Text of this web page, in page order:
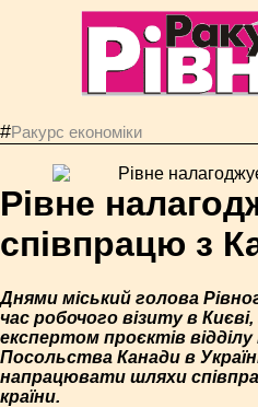
#Ракурс економiки
Рівне
співпрацю з
Днями міський голова
час робочого візиту в
експертом проєктів
Посольства Канади в
напрацювати шляхи
країни.